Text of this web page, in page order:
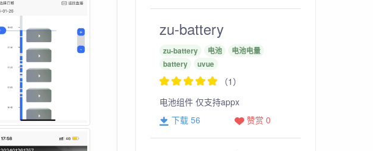
zu-battery
zu-battery 电池
电池电量
battery
uvue
（1）
电池组件 仅支持appx
下载 56
赞赏 0